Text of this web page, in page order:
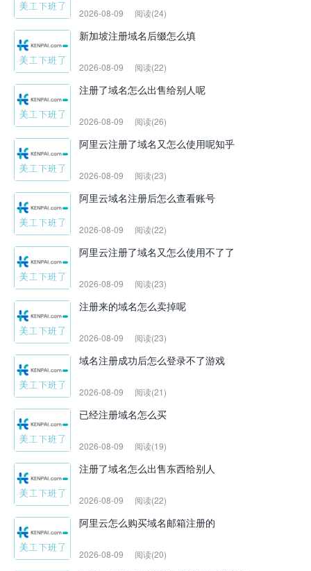
2026-08-09 阅读(24)
新加坡注册域名后缀怎么填
2026-08-09 阅读(22)
注册了域名怎么出售给别人呢
2026-08-09 阅读(26)
阿里云注册了域名又怎么使用呢知乎
2026-08-09 阅读(23)
阿里云域名注册后怎么查看账号
2026-08-09 阅读(22)
阿里云注册了域名又怎么使用不了了
2026-08-09 阅读(23)
注册来的域名怎么卖掉呢
2026-08-09 阅读(23)
域名注册成功后怎么登录不了游戏
2026-08-09 阅读(21)
已经注册域名怎么买
2026-08-09 阅读(19)
注册了域名怎么出售东西给别人
2026-08-09 阅读(22)
阿里云怎么购买域名邮箱注册的
2026-08-09 阅读(20)